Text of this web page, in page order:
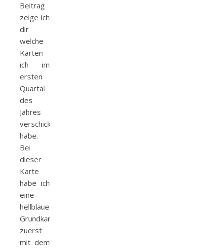
Beitrag
zeige ich
dir
welche
Karten
ich im
ersten
Quartal
des
Jahres
verschickt
habe.
Bei
dieser
Karte
habe ich
eine
hellblaue
Grundkarte
zuerst
mit dem